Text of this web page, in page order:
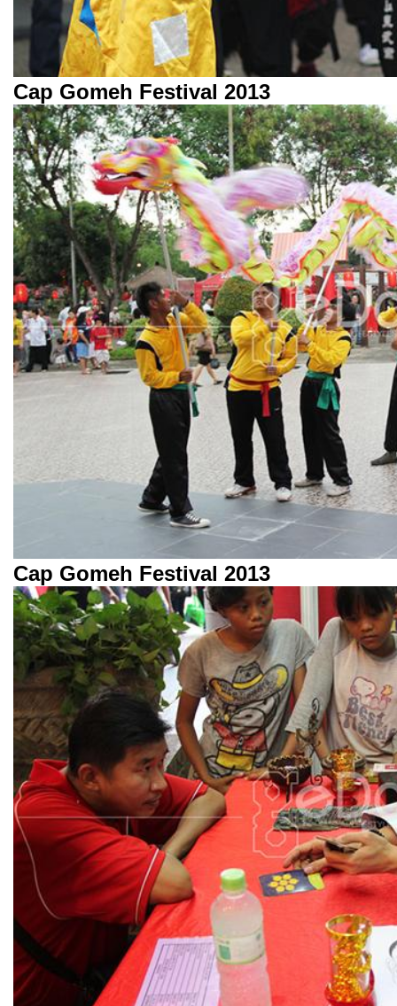
Cap Gomeh Festival 2013
Cap Gomeh Festival 2013